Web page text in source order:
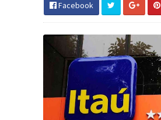
Facebook